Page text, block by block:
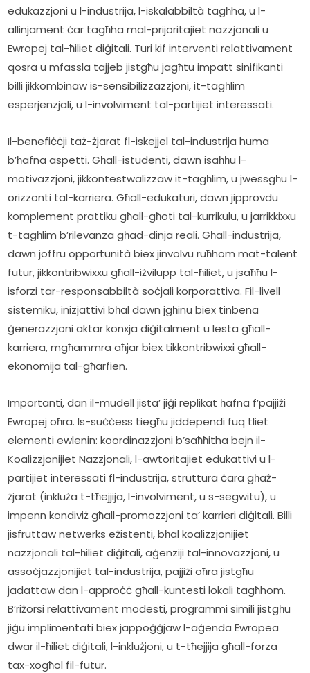
edukazzjoni u l-industrija, l-iskalabbiltà tagħha, u l-
allinjament ċar tagħha mal-prijoritajiet nazzjonali u
Ewropej tal-ħiliet diġitali. Turi kif interventi relattivament
qosra u mfassla tajjeb jistgħu jagħtu impatt sinifikanti
billi jikkombinaw is-sensibilizzazzjoni, it-tagħlim
esperjenzjali, u l-involviment tal-partijiet interessati.
Il-benefiċċji taż-żjarat fl-iskejjel tal-industrija huma
b’ħafna aspetti. Għall-istudenti, dawn isaħħu l-
motivazzjoni, jikkontestwalizzaw it-tagħlim, u jwessgħu l-
orizzonti tal-karriera. Għall-edukaturi, dawn jipprovdu
komplement prattiku għall-għoti tal-kurrikulu, u jarrikkixxu
t-tagħlim b’rilevanza għad-dinja reali. Għall-industrija,
dawn joffru opportunità biex jinvolvu ruħhom mat-talent
futur, jikkontribwixxu għall-iżvilupp tal-ħiliet, u jsaħħu l-
isforzi tar-responsabbiltà soċjali korporattiva. Fil-livell
sistemiku, inizjattivi bħal dawn jgħinu biex tinbena
ġenerazzjoni aktar konxja diġitalment u lesta għall-
karriera, mgħammra aħjar biex tikkontribwixxi għall-
ekonomija tal-għarfien.
Importanti, dan il-mudell jista’ jiġi replikat ħafna f’pajjiżi
Ewropej oħra. Is-suċċess tiegħu jiddependi fuq tliet
elementi ewlenin: koordinazzjoni b’saħħitha bejn il-
Koalizzjonijiet Nazzjonali, l-awtoritajiet edukattivi u l-
partijiet interessati fl-industrija, struttura ċara għaż-
żjarat (inkluża t-tħejjija, l-involviment, u s-segwitu), u
impenn kondiviż għall-promozzjoni ta’ karrieri diġitali. Billi
jisfruttaw netwerks eżistenti, bħal koalizzjonijiet
nazzjonali tal-ħiliet diġitali, aġenziji tal-innovazzjoni, u
assoċjazzjonijiet tal-industrija, pajjiżi oħra jistgħu
jadattaw dan l-approċċ għall-kuntesti lokali tagħhom.
B’riżorsi relattivament modesti, programmi simili jistgħu
jiġu implimentati biex jappoġġjaw l-aġenda Ewropea
dwar il-ħiliet diġitali, l-inklużjoni, u t-tħejjija għall-forza
tax-xogħol fil-futur.